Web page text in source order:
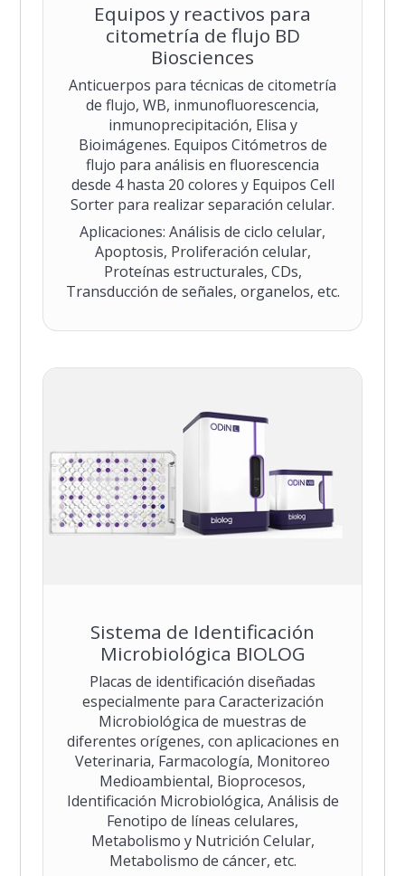
Equipos y reactivos para
citometría de flujo BD
Biosciences
Anticuerpos para técnicas de citometría
de flujo, WB, inmunofluorescencia,
inmunoprecipitación, Elisa y
Bioimágenes. Equipos Citómetros de
flujo para análisis en fluorescencia
desde 4 hasta 20 colores y Equipos Cell
Sorter para realizar separación celular.
Aplicaciones: Análisis de ciclo celular,
Apoptosis, Proliferación celular,
Proteínas estructurales, CDs,
Transducción de señales, organelos, etc.
Sistema de Identificación
Microbiológica BIOLOG
Placas de identificación diseñadas
especialmente para Caracterización
Microbiológica de muestras de
diferentes orígenes, con aplicaciones en
Veterinaria, Farmacología, Monitoreo
Medioambiental, Bioprocesos,
Identificación Microbiológica, Análisis de
Fenotipo de líneas celulares,
Metabolismo y Nutrición Celular,
Metabolismo de cáncer, etc.